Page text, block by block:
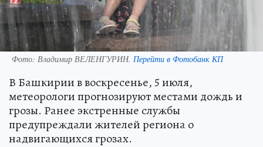
Фото: Владимир ВЕЛЕНГУРИН. Перейти в Фотобанк КП
В Башкирии в воскресенье, 5 июля,
метеорологи прогнозируют местами дождь и
грозы. Ранее экстренные службы
предупреждали жителей региона о
надвигающихся грозах.